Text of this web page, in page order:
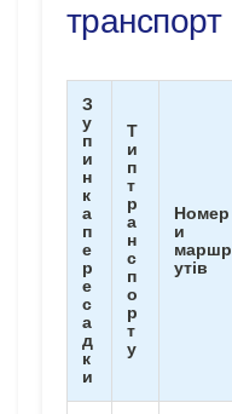
транспорт
З
у
п
и
н
к
а
п
е
р
е
с
а
д
к
и
Т
и
п
т
р
а
н
с
п
о
р
т
у
Номер
и
маршр
утів